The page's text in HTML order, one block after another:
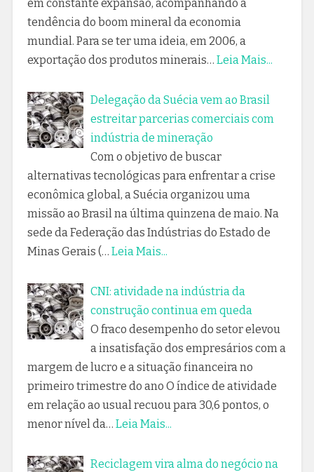
em constante expansão, acompanhando a
tendência do boom mineral da economia
mundial. Para se ter uma ideia, em 2006, a
exportação dos produtos minerais… Leia Mais...
Delegação da Suécia vem ao Brasil
estreitar parcerias comerciais com
indústria de mineração
Com o objetivo de buscar
alternativas tecnológicas para enfrentar a crise
econômica global, a Suécia organizou uma
missão ao Brasil na última quinzena de maio. Na
sede da Federação das Indústrias do Estado de
Minas Gerais (… Leia Mais...
CNI: atividade na indústria da
construção continua em queda
O fraco desempenho do setor elevou
a insatisfação dos empresários com a
margem de lucro e a situação financeira no
primeiro trimestre do ano O índice de atividade
em relação ao usual recuou para 30,6 pontos, o
menor nível da… Leia Mais...
Reciclagem vira alma do negócio na